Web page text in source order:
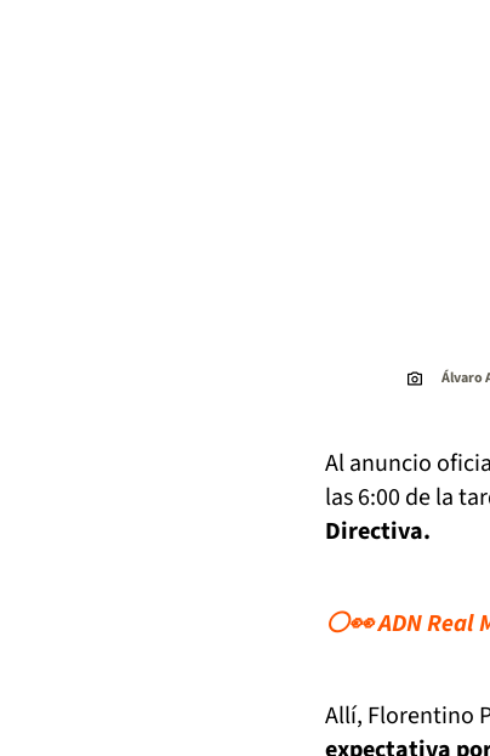
Álvaro
Al anuncio
las 6:00 de la
Directiva.
⚪👀 ADN Real
Allí, Florentino